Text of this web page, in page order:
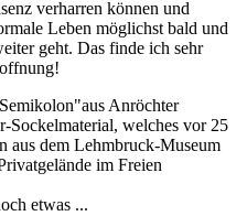
verharren können und
Leben möglichst bald und
geht. Das finde ich sehr
Anröchter
Sockelmaterial, welches vor 25
aus dem Lehmbruck-Museum
im Freien
etwas ...